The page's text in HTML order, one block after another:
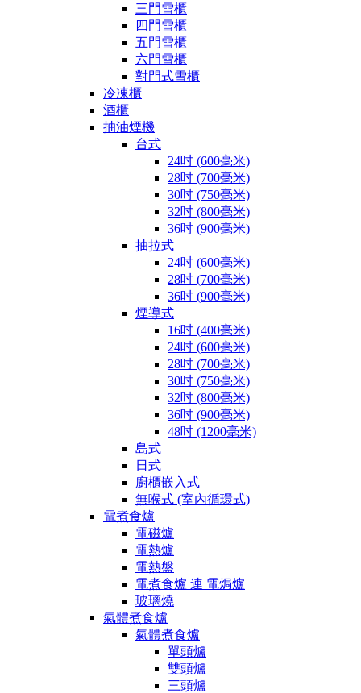
三門雪櫃
四門雪櫃
五門雪櫃
六門雪櫃
對門式雪櫃
冷凍櫃
酒櫃
抽油煙機
台式
24吋 (600毫米)
28吋 (700毫米)
30吋 (750毫米)
32吋 (800毫米)
36吋 (900毫米)
抽拉式
24吋 (600毫米)
28吋 (700毫米)
36吋 (900毫米)
煙導式
16吋 (400毫米)
24吋 (600毫米)
28吋 (700毫米)
30吋 (750毫米)
32吋 (800毫米)
36吋 (900毫米)
48吋 (1200毫米)
島式
日式
廚櫃嵌入式
無喉式 (室內循環式)
電煮食爐
電磁爐
電熱爐
電熱盤
電煮食爐 連 電焗爐
玻璃燒
氣體煮食爐
氣體煮食爐
單頭爐
雙頭爐
三頭爐